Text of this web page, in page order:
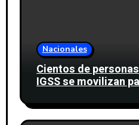
Nacionales
Cientos de
IGSS se movilizan